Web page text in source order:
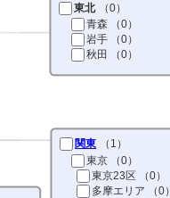
東北 （0）
青森 （0）
岩手 （0）
秋田
（0）
関東 （1）
東京 （0）
東京23区 （0）
多摩エリア （0）